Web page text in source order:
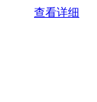
查看详细